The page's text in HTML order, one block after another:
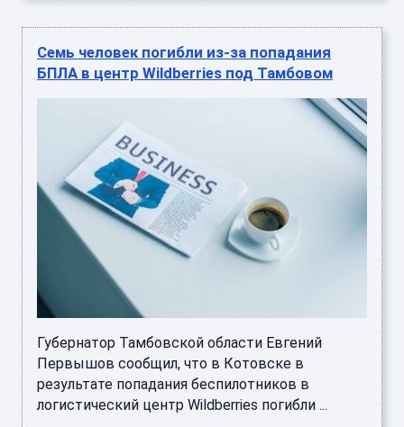
Семь человек погибли из-за попадания
БПЛА в центр Wildberries под Тамбовом
Губернатор Тамбовской области Евгений
Первышов сообщил, что в Котовске в
результате попадания беспилотников в
логистический центр Wildberries погибли ...